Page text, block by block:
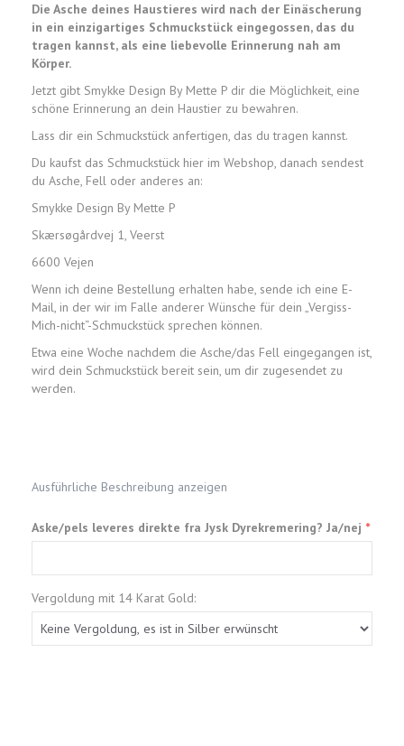
Die Asche deines Haustieres wird nach der Einäscherung
in ein einzigartiges Schmuckstück eingegossen, das du
tragen kannst, als eine liebevolle Erinnerung nah am
Körper.
Jetzt gibt Smykke Design By Mette P dir die Möglichkeit, eine
schöne Erinnerung an dein Haustier zu bewahren.
Lass dir ein Schmuckstück anfertigen, das du tragen kannst.
Du kaufst das Schmuckstück hier im Webshop, danach sendest
du Asche, Fell oder anderes an:
Smykke Design By Mette P
Skærsøgårdvej 1, Veerst
6600 Vejen
Wenn ich deine Bestellung erhalten habe, sende ich eine E-
Mail, in der wir im Falle anderer Wünsche für dein „Vergiss-
Mich-nicht“-Schmuckstück sprechen können.
Etwa eine Woche nachdem die Asche/das Fell eingegangen ist,
wird dein Schmuckstück bereit sein, um dir zugesendet zu
werden.
Ausführliche Beschreibung anzeigen
Aske/pels leveres direkte fra Jysk Dyrekremering? Ja/nej
Vergoldung mit 14 Karat Gold: